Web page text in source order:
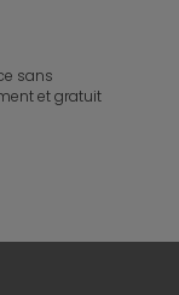
sans
et gratuit